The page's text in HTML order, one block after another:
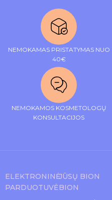
NEMOKAMAS PRISTATYMAS NUO
40€
NEMOKAMOS KOSMETOLOGŲ
KONSULTACIJOS
ELEKTRONINĖ
PARDUOTUVĖ
JŪSŲ BION
BION